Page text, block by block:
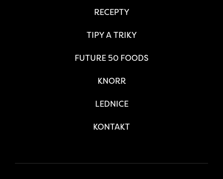
RECEPTY
TIPY A TRIKY
FUTURE 50 FOODS
KNORR
LEDNICE
KONTAKT